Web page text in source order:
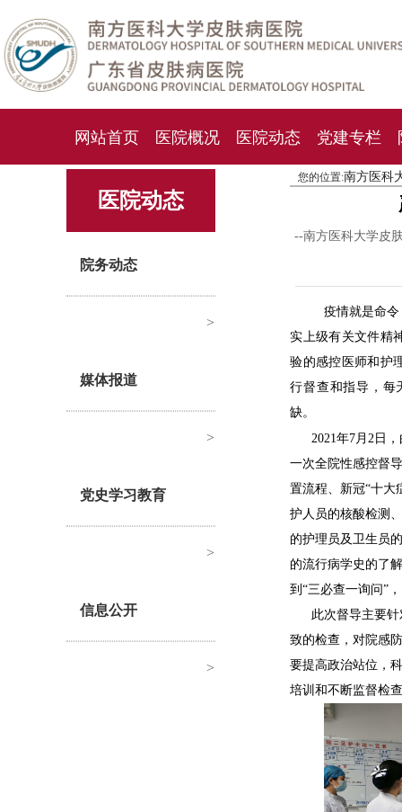
网站首页 医院概况 医院动态 党建专栏
化妆品检测中心 就诊指南 人才
医院动态
院务动态
>
媒体报道
>
党史学习教育
>
信息公开
>
您的位置:南方医科
--南方医科大学皮
疫情就是命
实上级有关文件精
验的感控医师和护
行督查和指导，每
缺。
2021年7月2日
一次全院性感控督
置流程、新冠“十大
护人员的核酸检测
的护理员及卫生员
的流行病学史的了
到“三必查一询问”
此次督导主要
致的检查，对院感
要提高政治站位，
培训和不断监督检